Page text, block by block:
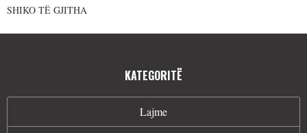
SHIKO TË GJITHA
KATEGORITË
Lajme